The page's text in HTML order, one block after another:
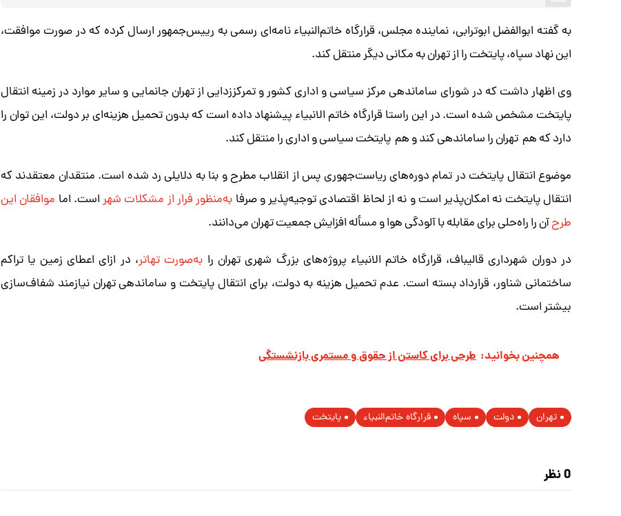
به گفته ابوالفضل ابوترابی، نماینده مجلس، قرارگاه خاتم‌النبیاء نامه‌ای رسمی به رییس‌جمهور ارسال کرده که در صورت موافقت،
این نهاد سپاه، پایتخت را از تهران به مکانی دیگر منتقل کند.
وی اظهار داشت که در شورای ساماندهی مرکز سیاسی و اداری کشور و تمرکززدایی از تهران جانمایی و سایر موارد در زمینه انتقال
پایتخت مشخص شده است. در این راستا قرارگاه خاتم الانبیاء پیشنهاد داده است که بدون تحمیل هزینه‌ای بر دولت، این توان را
دارد که هم تهران را ساماندهی کند و هم پایتخت سیاسی و اداری را منتقل کند.
موضوع انتقال پایتخت در تمام دوره‌های ریاست‌جهوری پس از انقلاب مطرح و بنا به دلایلی رد شده است. منتقدان معتقدند که
انتقال پایتخت نه امکان‌پذیر است و نه از لحاظ اقتصادی توجیه‌پذیر و صرفا به‌منظور فرار از مشکلات شهراست. اما موافقان این
طرحآن را راه‌حلی برای مقابله با آلودگی هوا و مسأله افزایش جمعیت تهران می‌دانند.
در دوران شهرداری قالیباف، قرارگاه خاتم الانبیاء پروژه‌های بزرگ شهری تهران را به‌صورت تهاتر، در ازای اعطای زمین یا تراکم
ساختمانی شناور، قرارداد بسته است. عدم تحمیل هزینه به دولت، برای انتقال پایتخت و ساماندهی تهران نیازمند شفاف‌سازی
بیشتر است.
همچنین بخوانید: طرحی برای کاستن از حقوق و مستمری بازنشستگی
تهران دولت سپاه قرارگاه خاتم‌النبیاء پایتخت
0 نظر